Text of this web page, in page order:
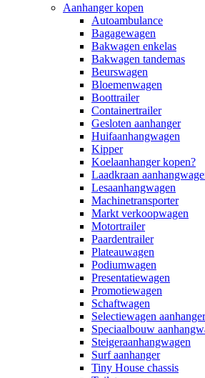
Aanhanger kopen
Autoambulance
Bagagewagen
Bakwagen enkelas
Bakwagen tandemas
Beurswagen
Bloemenwagen
Boottrailer
Containertrailer
Gesloten aanhanger
Huifaanhangwagen
Kipper
Koelaanhanger kopen?
Laadkraan
Lesaanhangwagen
Machinetransporter
Markt verkoopwagen
Motortrailer
Paardentrailer
Plateauwagen
Podiumwagen
Presentatiewagen
Promotiewagen
Schaftwagen
Selectiewagen aanhanger
Speciaalbouw
Steigeraanhangwagen
Surf aanhanger
Tiny House chassis